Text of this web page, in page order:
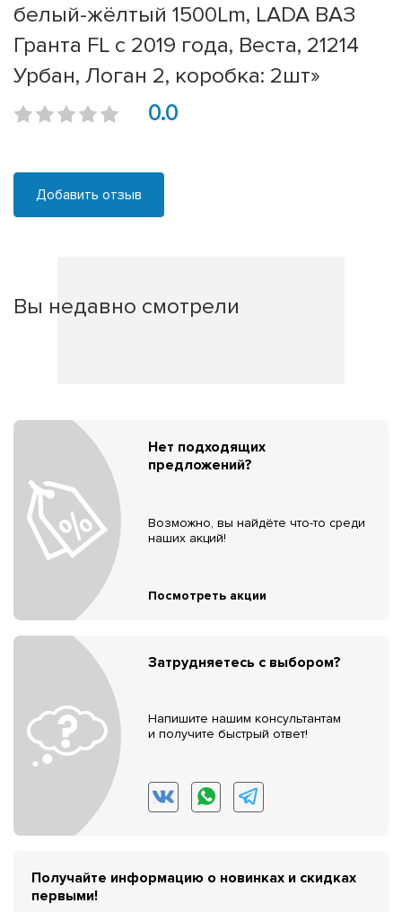
белый-жёлтый 1500Lm, LADA ВАЗ
Гранта FL c 2019 года, Веста, 21214
Урбан, Логан 2, коробка: 2шт»
0.0
Добавить отзыв
Вы недавно смотрели
Нет подходящих
предложений?
Возможно, вы найдёте что-то среди
наших акций!
Посмотреть акции
Затрудняетесь с выбором?
Напишите нашим консультантам
и получите быстрый ответ!
Получайте информацию о новинках и скидках
первыми!